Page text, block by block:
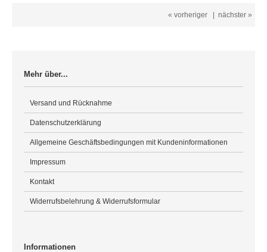
« vorheriger nächster »
Mehr über...
Versand und Rücknahme
Datenschutzerklärung
Allgemeine Geschäftsbedingungen mit Kundeninformationen
Impressum
Kontakt
Widerrufsbelehrung & Widerrufsformular
Informationen